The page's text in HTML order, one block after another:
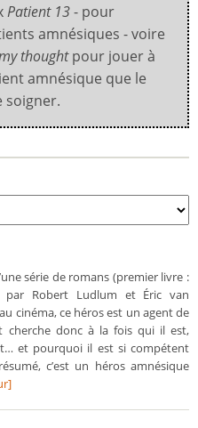
Patient 13- pour
amnésiques - voire
thoughtpour jouer à
amnésique que le
soigner.
série de romans (premier livre :
par Robert Ludlum et Éric van
au cinéma, ce héros est un agent de
cherche donc à la fois qui il est,
et pourquoi il est si compétent
c’est un héros amnésique